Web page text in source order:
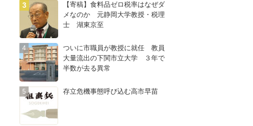
【寄稿】食料品ゼロ税率はなぜダ
メなのか 元静岡大学教授・税理
士 湖東京至
ついに市職員が教授に就任 教員
大量流出の下関市立大学 ３年で
半数が去る異常
存立危機事態呼び込む高市早苗